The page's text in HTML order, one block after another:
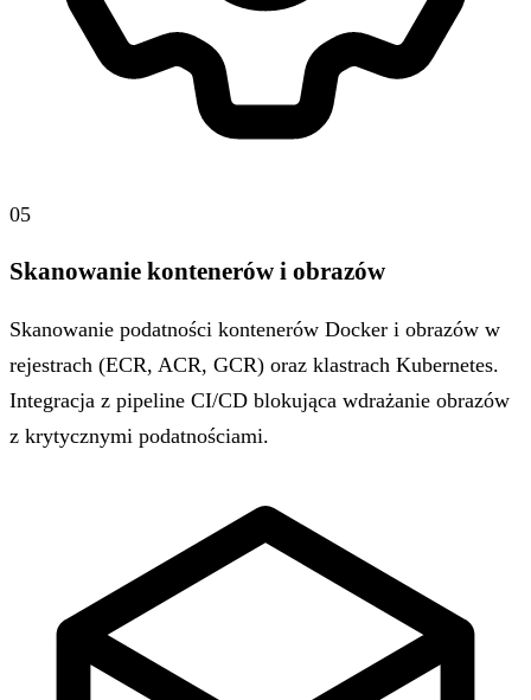
05
Skanowanie kontenerów i obrazów
Skanowanie podatności kontenerów Docker i obrazów w
rejestrach (ECR, ACR, GCR) oraz klastrach Kubernetes.
Integracja z pipeline CI/CD blokująca wdrażanie obrazów
z krytycznymi podatnościami.